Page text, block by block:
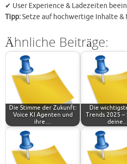
✔ User Experience & Ladezeiten
Tipp:Setze auf hochwertige Inhalte
Ähnliche Beiträge:
Die Stimme der Zukunft:
Voice KI Agenten und
ihre…
Die
Trends 2025 –